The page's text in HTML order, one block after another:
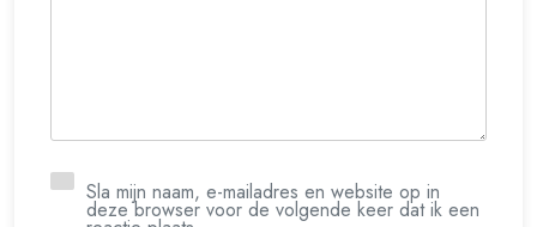
Sla mijn naam, e-mailadres en website op in
deze browser voor de volgende keer dat ik een